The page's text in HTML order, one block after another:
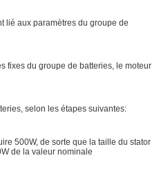
lié aux paramètres du groupe de
fixes du groupe de batteries, le moteur
selon les étapes suivantes:
500W, de sorte que la taille du stator
de la valeur nominale